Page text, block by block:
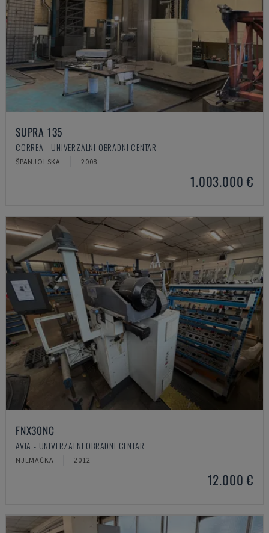
SUPRA 135
CORREA - UNIVERZALNI OBRADNI CENTAR
ŠPANJOLSKA 2008
1.003.000 €
FNX30NC
AVIA - UNIVERZALNI OBRADNI CENTAR
NJEMAČKA 2012
12.000 €